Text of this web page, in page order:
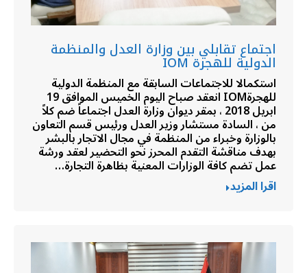
اجتماع تقابلي بين وزارة العدل والمنظمة
الدولية للهجرة IOM
استكمالا للاجتماعات السابقة مع المنظمة الدولية
للهجرةIOM انعقد صباح اليوم الخميس الموافق 19
ابريل 2018 ، بمقر ديوان وزارة العدل اجتماعاً ضم كلاً
من ، السادة مستشار وزير العدل ورئيس قسم التعاون
بالوزارة وخبراء من المنظمة في مجال الاتجار بالبشر
بهدف مناقشة التقدم المحرز نحو التحضير لعقد ورشة
عمل تضم كافة الوزارات المعنية بظاهرة التجارة…
اقرا المزيد